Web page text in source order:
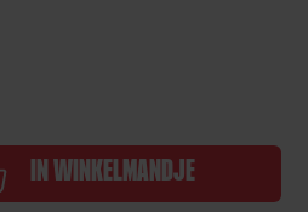
IN WINKELMANDJE